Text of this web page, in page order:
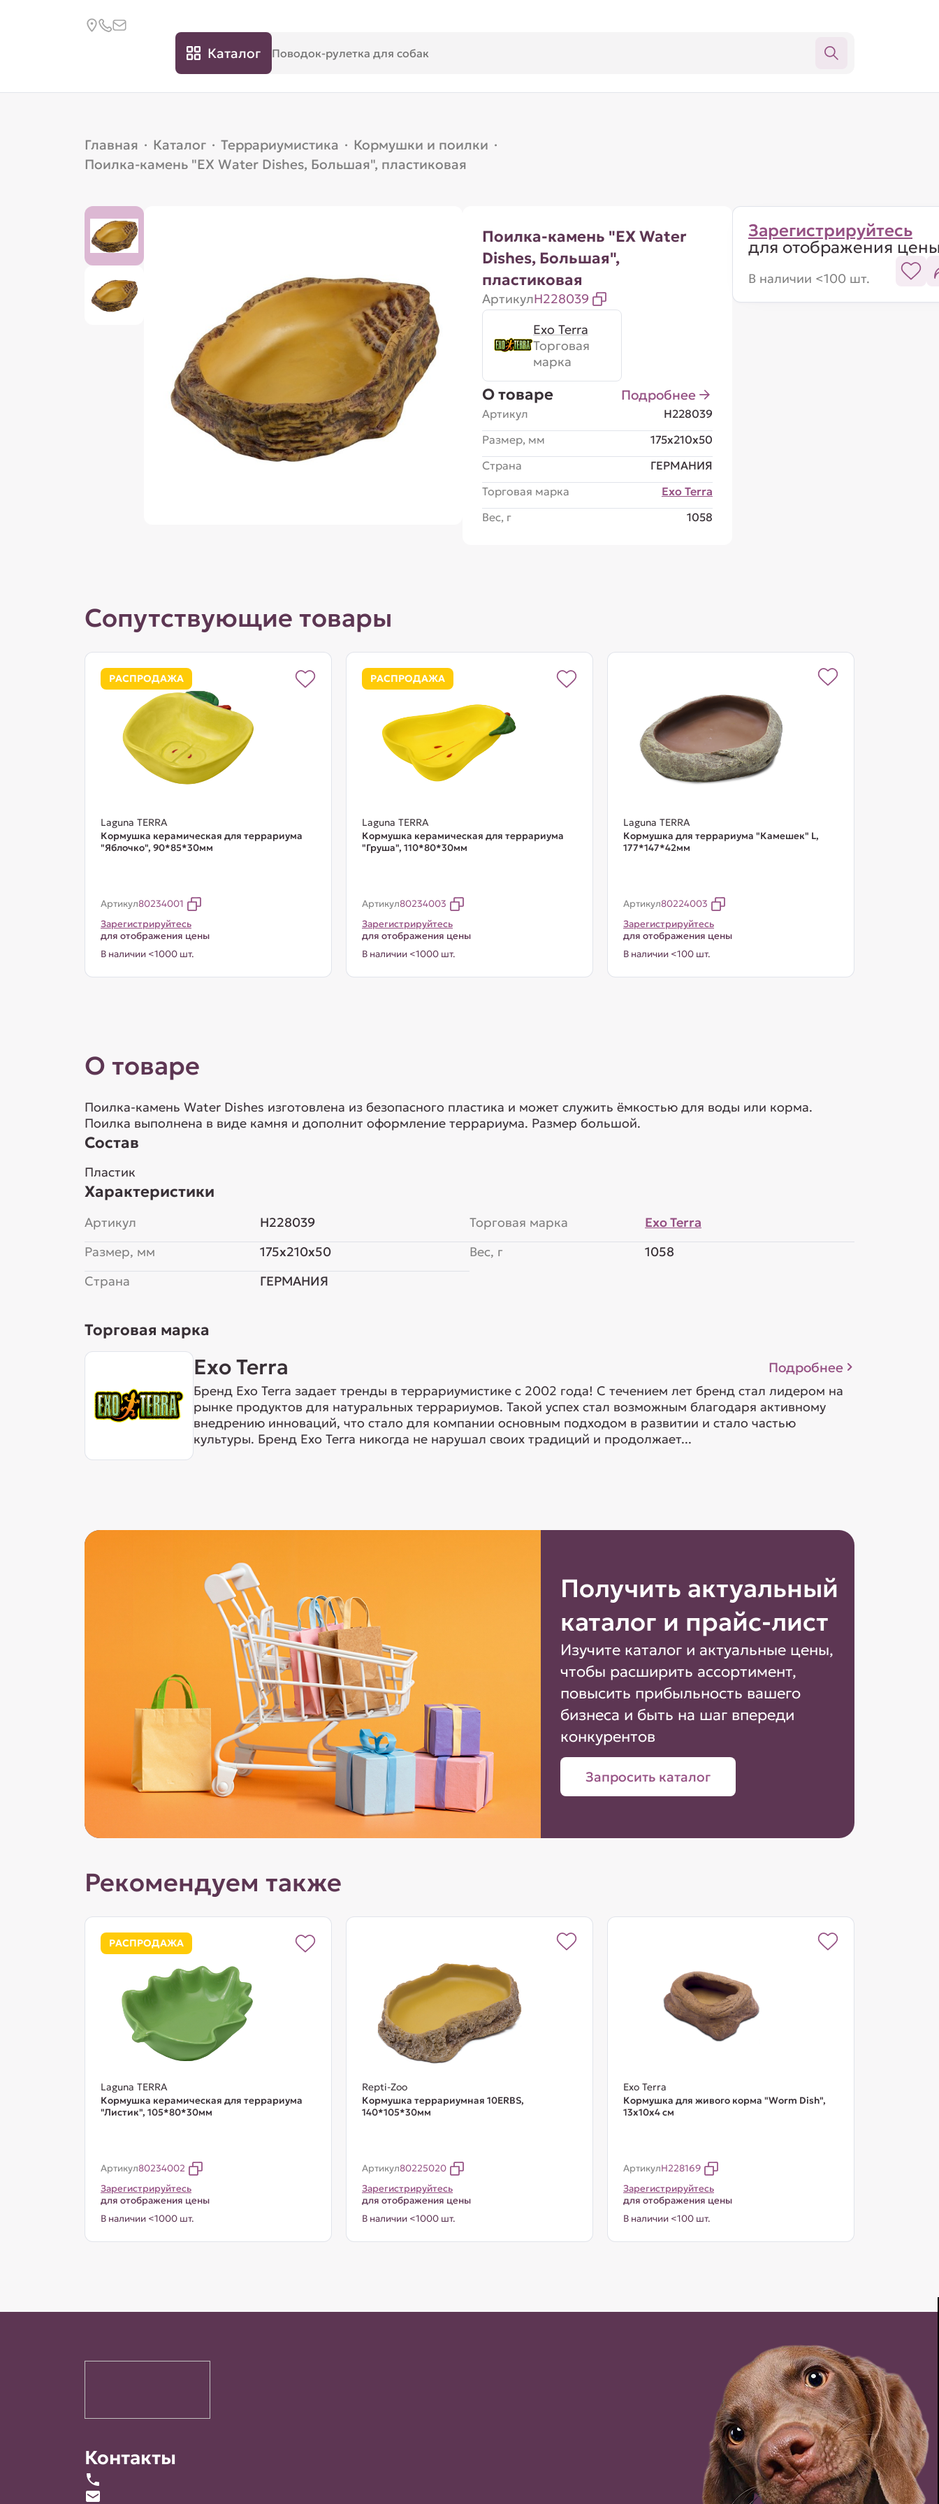
Каталог
Главная · Каталог · Террариумистика · Кормушки и поилки ·
Поилка-камень "EX Water Dishes, Большая", пластиковая
Поилка-камень "EX Water
Dishes, Большая",
пластиковая
АртикулH228039
Exo Terra
Торговая
марка
О товаре Подробнее
Артикул
H228039
Размер, мм
175x210x50
Страна
ГЕРМАНИЯ
Торговая марка
Exo Terra
Вес, г
1058
Зарегистрируйтесь
для отображения
В наличии <100 шт.
Сопутствующие товары
РАСПРОДАЖА
Laguna TERRA
Кормушка керамическая для террариума
"Яблочко", 90*85*30мм
Артикул80234001
Зарегистрируйтесь
для отображения цены
В наличии <1000 шт.
РАСПРОДАЖА
Laguna TERRA
Кормушка керамическая для террариума
"Груша", 110*80*30мм
Артикул80234003
Зарегистрируйтесь
для отображения цены
В наличии <1000 шт.
Laguna TERRA
Кормушка для террариума "Камешек" L,
177*147*42мм
Артикул80224003
Зарегистрируйтесь
для отображения цены
В наличии <100 шт.
О товаре
Поилка-камень Water Dishes изготовлена из безопасного пластика и может служить ёмкостью для воды или корма.
Поилка выполнена в виде камня и дополнит оформление террариума. Размер большой.
Состав
Пластик
Характеристики
Артикул
H228039
Размер, мм
175x210x50
Страна
ГЕРМАНИЯ
Торговая марка
Exo Terra
Вес, г
1058
Торговая марка
Exo Terra Подробнее
Бренд Exo Terra задает тренды в террариумистике с 2002 года! С течением лет бренд стал лидером на
рынке продуктов для натуральных террариумов. Такой успех стал возможным благодаря активному
внедрению инноваций, что стало для компании основным подходом в развитии и стало частью
культуры. Бренд Exo Terra никогда не нарушал своих традиций и продолжает...
Получить актуальный
каталог и прайс-лист
Изучите каталог и актуальные цены,
чтобы расширить ассортимент,
повысить прибыльность вашего
бизнеса и быть на шаг впереди
конкурентов
Запросить каталог
Рекомендуем также
РАСПРОДАЖА
Laguna TERRA
Кормушка керамическая для террариума
"Листик", 105*80*30мм
Артикул80234002
Зарегистрируйтесь
для отображения цены
В наличии <1000 шт.
Repti-Zoo
Кормушка террариумная 10ERBS,
140*105*30мм
Артикул80225020
Зарегистрируйтесь
для отображения цены
В наличии <1000 шт.
Exo Terra
Кормушка для живого корма "Worm Dish",
13х10х4 см
АртикулH228169
Зарегистрируйтесь
для отображения цены
В наличии <100 шт.
Контакты